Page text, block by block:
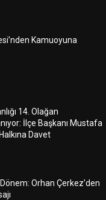
Kamuoyuna
14. Olağan
İlçe Başkanı Mustafa
Davet
Orhan Çerkez’den